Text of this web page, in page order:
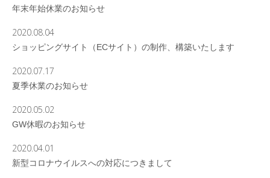
年末年始休業のお知らせ
2020.08.04
ショッピングサイト（ECサイト）の制作、構築いたします
2020.07.17
夏季休業のお知らせ
2020.05.02
GW休暇のお知らせ
2020.04.01
新型コロナウイルスへの対応につきまして